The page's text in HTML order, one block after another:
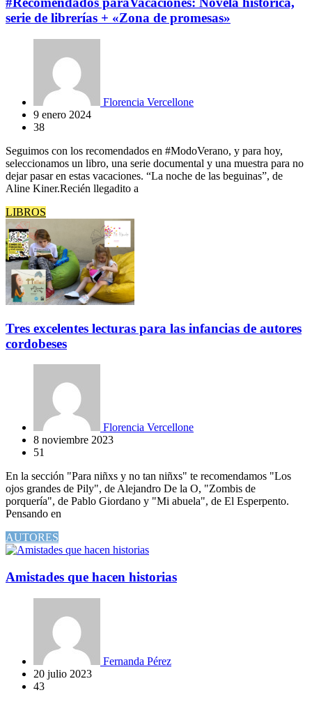
serie de librerías + «Zona de promesas»
Florencia Vercellone
9 enero 2024
38
Seguimos con los recomendados en #ModoVerano, y para hoy,
seleccionamos un libro, una serie documental y una muestra para no
dejar pasar en estas vacaciones. “La noche de las beguinas”, de
Aline Kiner.Recién llegadito a
LIBROS
Tres excelentes lecturas para las infancias de autores
cordobeses
Florencia Vercellone
8 noviembre 2023
51
En la sección "Para niñxs y no tan niñxs" te recomendamos "Los
ojos grandes de Pily", de Alejandro De la O, "Zombis de
porquería", de Pablo Giordano y "Mi abuela", de El Esperpento.
Pensando en
AUTORES
Amistades que hacen historias
Fernanda Pérez
20 julio 2023
43